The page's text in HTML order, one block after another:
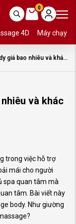
4D Máy chạy bộ
0
Giường massage body giá bao nhiêu và khác gì ghế massage?
và khác
trong việc hỗ trợ
mái cho người
spa quan tâm mà
tâm. Bài viết này
body. Như giường